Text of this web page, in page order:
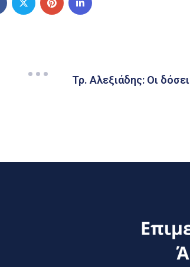
Τρ. Αλεξιάδης: Οι